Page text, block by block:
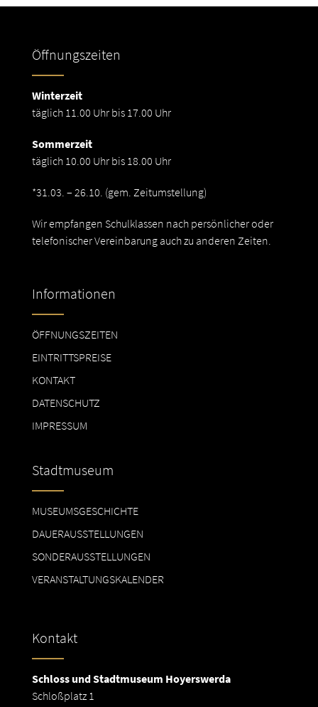
Öffnungszeiten
Winterzeit
täglich 11.00 Uhr bis 17.00 Uhr
Sommerzeit
täglich 10.00 Uhr bis 18.00 Uhr
*31.03. – 26.10. (gem. Zeitumstellung)
Wir empfangen Schulklassen nach persönlicher oder
telefonischer Vereinbarung auch zu anderen Zeiten.
Informationen
ÖFFNUNGSZEITEN
EINTRITTSPREISE
KONTAKT
DATENSCHUTZ
IMPRESSUM
Stadtmuseum
MUSEUMSGESCHICHTE
DAUERAUSSTELLUNGEN
SONDERAUSSTELLUNGEN
VERANSTALTUNGSKALENDER
Kontakt
Schloss und Stadtmuseum Hoyerswerda
Schloßplatz 1